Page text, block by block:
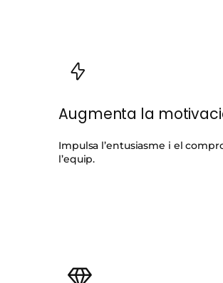
Augmenta la
Impulsa l’entusiasme i el
l’equip.